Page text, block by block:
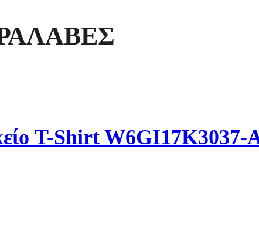
T-Shirt W6GI17K3037-